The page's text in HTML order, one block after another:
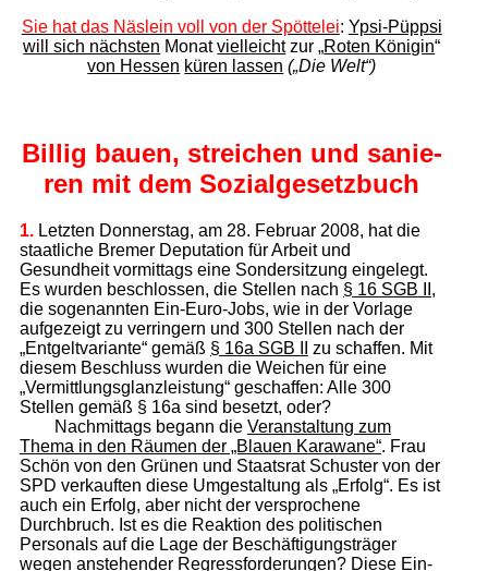
Sie hat das Näslein voll von der Spöttelei: Ypsi-Püppsi
will sich nächsten Monatvielleichtzur „Roten Königin“
von Hessen küren lassen („Die Welt“)
Billig bauen, streichen und sanie­
ren mit dem Sozialgesetzbuch
1.Letzten Donnerstag, am 28. Februar 2008, hat die
staatliche Bremer Deputation für Arbeit und
Gesundheit vormittags eine Sondersitzung eingelegt.
Es wurden beschlossen, die Stellen nach § 16 SGB II ,
die sogenannten Ein-Euro-Jobs, wie in der Vorlage
aufgezeigt zu verringern und 300 Stellen nach der
„Entgeltvariante“ gemäß § 16a SGB II
zu schaffen. Mit
diesem Beschluss wurden die Weichen für eine
„Vermittlungsglanzleistung“ geschaffen: Alle 300
Stellen gemäß § 16a sind besetzt, oder?
Nachmittags begann die Veranstaltung zum
Thema in den Räumen der „Blauen Karawane“. Frau
Schön von den Grünen und Staatsrat Schuster von der
SPD verkauften diese Umgestaltung als „Er­folg“. Es ist
auch ein Erfolg, aber nicht der versprochene
Durchbruch. Ist es die Reaktion des politischen
Personals auf die Lage der Beschäftigungsträger
wegen anstehender Regressforderungen? Diese Ein-